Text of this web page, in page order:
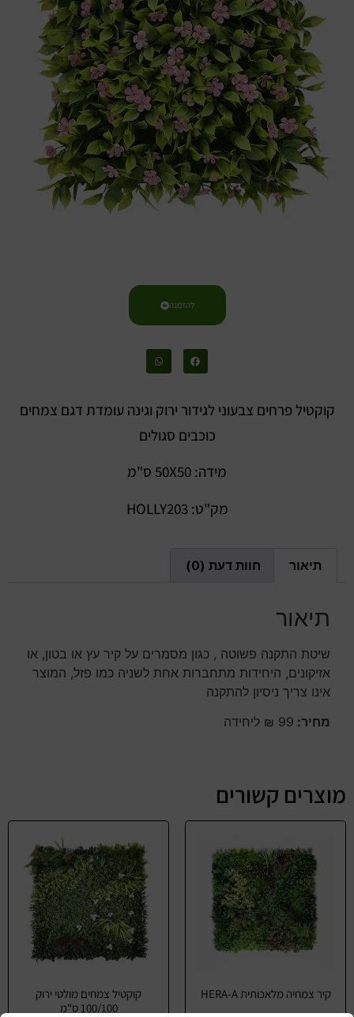
להזמנה
קוקטיל פרחים צבעוני לגידור ירוק וגינה עומדת דגם צמחים
כוכבים סגולים
מידה: 50X50 ס"מ
מק"ט: HOLLY203
תיאור חוות דעת (0)
תיאור
שיטת התקנה פשוטה , כגון מסמרים על קיר עץ או בטון, או
אזיקונים, היחידות מתחברות אחת לשניה כמו פזל, המוצר
אינו צריך ניסיון להתקנה
מחיר: 99 ₪ ליחידה
מוצרים קשורים
קיר צמחיה מלאכותית HERA-A
קוקטיל צמחים מולטי ירוק
100/100 ס"מ